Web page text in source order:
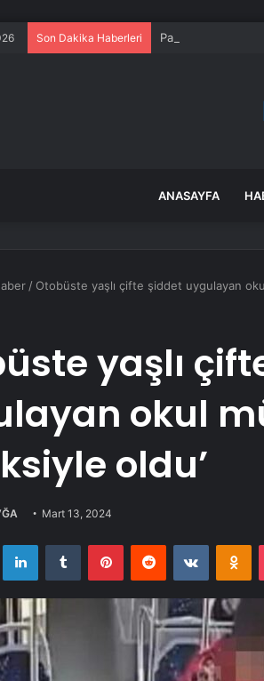
Son Dakika Haberleri Paçacı İddiaları
ANASAYFA
/ Otobüste yaşlı çifte şiddet uygulayan
yaşlı
okul
oldu’
Mart 13, 2024
LinkedInTumblr PinterestReddit VKontakte